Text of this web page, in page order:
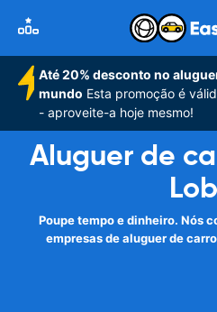
Até 20% desconto no
mundo Esta promoção é
- aproveite-a hoje mesmo!
Aluguer de
Poupe tempo e dinheiro. Nós
empresas de aluguer de